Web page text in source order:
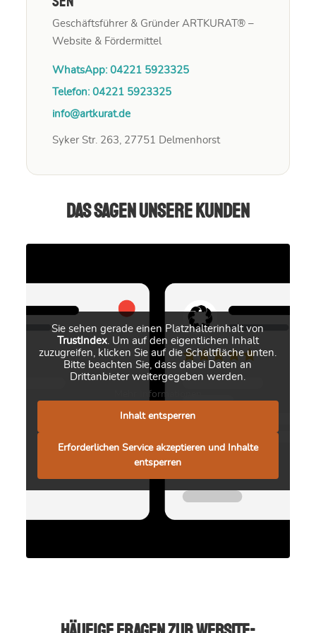
Geschäftsführer & Gründer ARTKURAT® –
Website & Fördermittel
WhatsApp: 04221 5923325
Telefon: 04221 5923325
info@artkurat.de
Syker Str. 263, 27751 Delmenhorst
Das sagen unsere Kunden
Sie sehen gerade einen Platzhalterinhalt von
TrustIndex. Um auf den eigentlichen Inhalt
zuzugreifen, klicken Sie auf die Schaltfläche unten.
Bitte beachten Sie, dass dabei Daten an
Drittanbieter weitergegeben werden.
Mehr Informationen
Inhalt entsperren
Erforderlichen Service akzeptieren und Inhalte
entsperren